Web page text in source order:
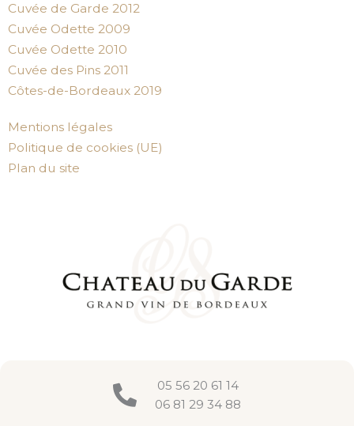
Cuvée de Garde 2012
Cuvée Odette 2009
Cuvée Odette 2010
Cuvée des Pins 2011
Côtes-de-Bordeaux 2019
Mentions légales
Politique de cookies (UE)
Plan du site
05 56 20 61 14
06 81 29 34 88